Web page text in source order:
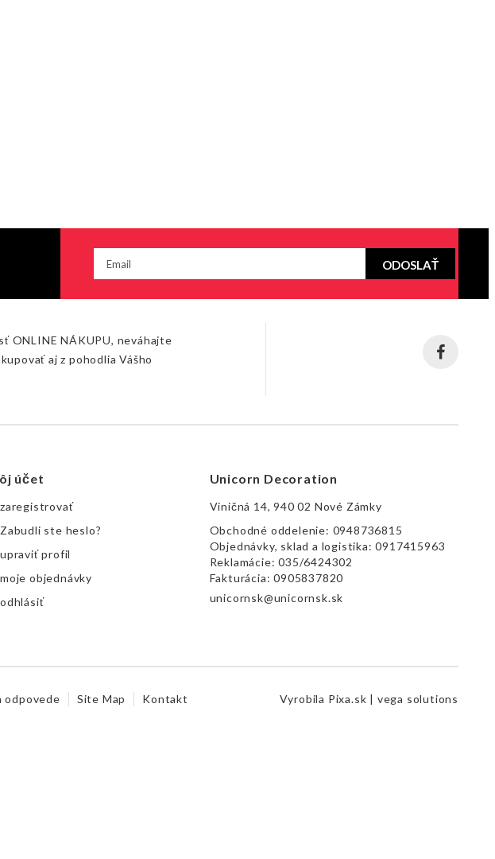
ODOSLAŤ
ONLINE NÁKUPU, neváhajte
aj z pohodlia Vášho
účet
zaregistrovať
Zabudli ste heslo?
upraviť profil
moje objednávky
odhlásiť
Unicorn Decoration
Viničná 14, 940 02 Nové Zámky
Obchodné oddelenie: 0948736815
Objednávky, sklad a logistika:0917415963
Reklamácie:035/6424302
Fakturácia:0905837820
unicornsk@unicornsk.sk
odpovede Site Map Kontakt Vyrobila Pixa.sk | vega solutions